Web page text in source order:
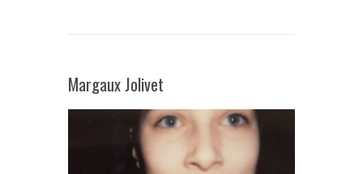
Margaux Jolivet